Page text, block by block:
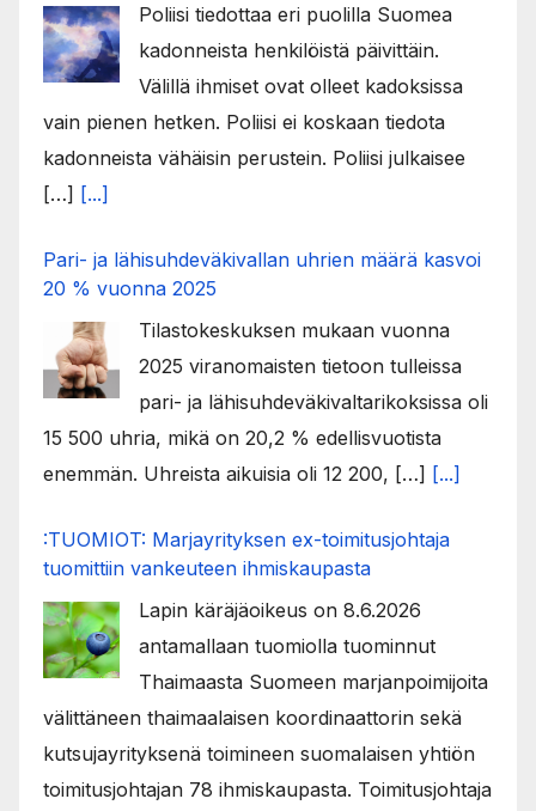
Poliisi tiedottaa eri puolilla Suomea
kadonneista henkilöistä päivittäin.
Välillä ihmiset ovat olleet kadoksissa
vain pienen hetken. Poliisi ei koskaan tiedota
kadonneista vähäisin perustein. Poliisi julkaisee
[…] [...]
Pari- ja lähisuhdeväkivallan uhrien määrä kasvoi
20 % vuonna 2025
Tilastokeskuksen mukaan vuonna
2025 viranomaisten tietoon tulleissa
pari- ja lähisuhdeväkivaltarikoksissa oli
15 500 uhria, mikä on 20,2 % edellisvuotista
enemmän. Uhreista aikuisia oli 12 200, […] [...]
:TUOMIOT: Marjayrityksen ex-toimitusjohtaja
tuomittiin vankeuteen ihmiskaupasta
Lapin käräjäoikeus on 8.6.2026
antamallaan tuomiolla tuominnut
Thaimaasta Suomeen marjanpoimijoita
välittäneen thaimaalaisen koordinaattorin sekä
kutsujayrityksenä toimineen suomalaisen yhtiön
toimitusjohtajan 78 ihmiskaupasta. Toimitusjohtaja